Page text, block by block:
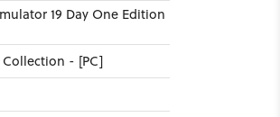
19 Day One Edition
- [PC]